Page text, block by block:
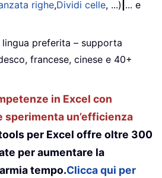
righe,Dividi celle, ...) ... e
preferita – supporta
francese, cinese e 40+
in Excel con
sperimenta un’efficienza
per Excel offre oltre 300
per aumentare la
tempo.Clicca qui per